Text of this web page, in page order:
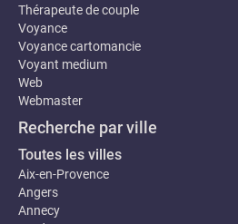
Thérapeute de couple
Voyance
Voyance cartomancie
Voyant medium
Web
Webmaster
Recherche par ville
Toutes les villes
Aix-en-Provence
Angers
Annecy